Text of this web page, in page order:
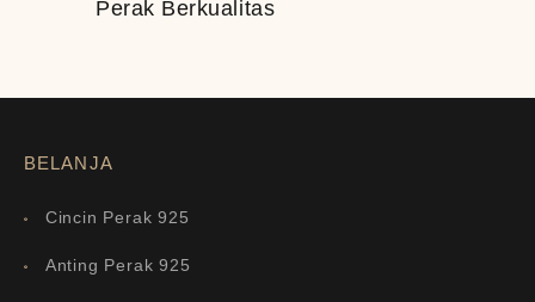
Perak Berkualitas
BELANJA
Cincin Perak 925
Anting Perak 925